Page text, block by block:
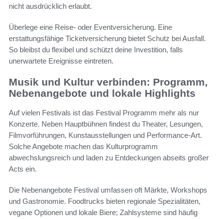
nicht ausdrücklich erlaubt.
Überlege eine Reise- oder Eventversicherung. Eine
erstattungsfähige Ticketversicherung bietet Schutz bei Ausfall.
So bleibst du flexibel und schützt deine Investition, falls
unerwartete Ereignisse eintreten.
Musik und Kultur verbinden: Programm,
Nebenangebote und lokale Highlights
Auf vielen Festivals ist das Festival Programm mehr als nur
Konzerte. Neben Hauptbühnen findest du Theater, Lesungen,
Filmvorführungen, Kunstausstellungen und Performance-Art.
Solche Angebote machen das Kulturprogramm
abwechslungsreich und laden zu Entdeckungen abseits großer
Acts ein.
Die Nebenangebote Festival umfassen oft Märkte, Workshops
und Gastronomie. Foodtrucks bieten regionale Spezialitäten,
vegane Optionen und lokale Biere; Zahlsysteme sind häufig